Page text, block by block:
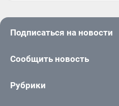
Подписаться на новости
Сообщить новость
Рубрики